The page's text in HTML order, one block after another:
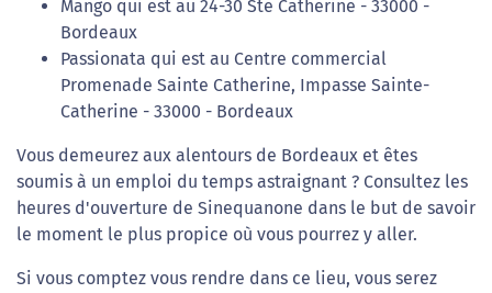
Mango qui est au 24-30 Ste Catherine - 33000 -
Bordeaux
Passionata qui est au Centre commercial
Promenade Sainte Catherine, Impasse Sainte-
Catherine - 33000 - Bordeaux
Vous demeurez aux alentours de Bordeaux et êtes
soumis à un emploi du temps astraignant ? Consultez les
heures d'ouverture de Sinequanone dans le but de savoir
le moment le plus propice où vous pourrez y aller.
Si vous comptez vous rendre dans ce lieu, vous serez